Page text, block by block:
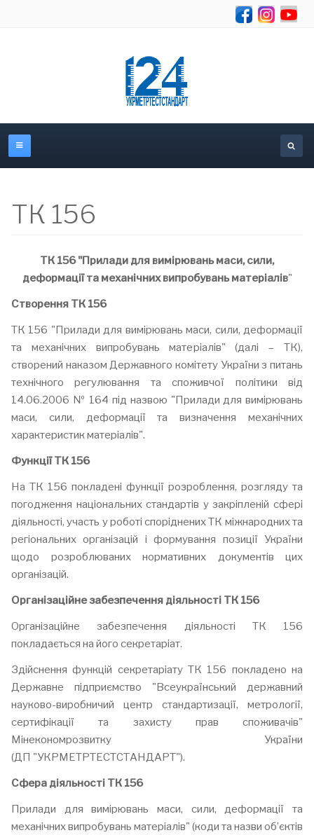
ТК 156
ТК 156 "Прилади для вимірювань маси, сили,
деформації та механічних випробувань матеріалів"
Створення ТК 156
ТК 156 "Прилади для вимірювань маси, сили, деформації
та механічних випробувань матеріалів" (далі – ТК),
створений наказом Державного комітету України з питань
технічного регулювання та споживчої політики від
14.06.2006 № 164 під назвою "Прилади для вимірювань
маси, сили, деформації та визначення механічних
характеристик матеріалів".
Функції ТК 156
На ТК 156 покладені функції розроблення, розгляду та
погодження національних стандартів у закріпленій сфері
діяльності, участь у роботі споріднених ТК міжнародних та
регіональних організацій і формування позиції України
щодо розроблюваних нормативних документів цих
організацій.
Організаційне забезпечення діяльності ТК 156
Організаційне забезпечення діяльності ТК 156
покладається на його секретаріат.
Здійснення функцій секретаріату ТК 156 покладено на
Державне підприємство "Всеукраїнський державний
науково-виробничий центр стандартизації, метрології,
сертифікації та захисту прав споживачів"
Мінекономрозвитку України
(ДП "УКРМЕТРТЕСТСТАНДАРТ").
Сфера діяльності ТК 156
Прилади для вимірювань маси, сили, деформації та
механічних випробувань матеріалів" (коди та назви об’єктів